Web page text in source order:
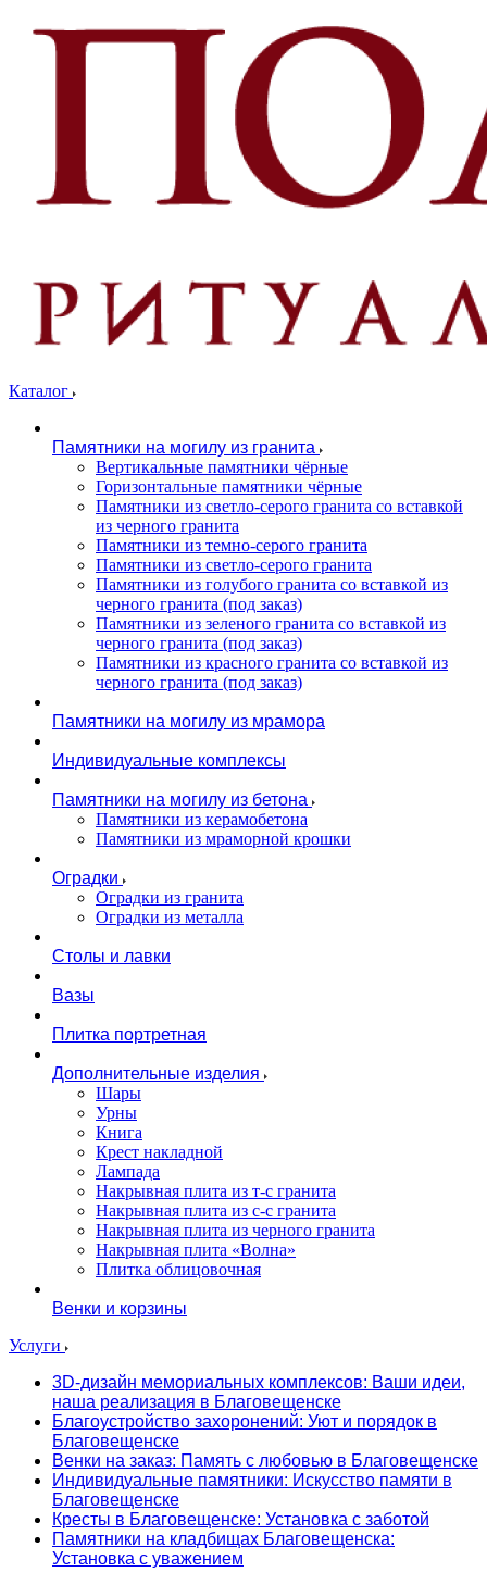
Каталог
Памятники на могилу из гранита
Вертикальные памятники чёрные
Горизонтальные памятники чёрные
Памятники из светло-серого гранита со вставкой
из черного гранита
Памятники из темно-серого гранита
Памятники из светло-серого гранита
Памятники из голубого гранита со вставкой из
черного гранита (под заказ)
Памятники из зеленого гранита со вставкой из
черного гранита (под заказ)
Памятники из красного гранита со вставкой из
черного гранита (под заказ)
Памятники на могилу из мрамора
Индивидуальные комплексы
Памятники на могилу из бетона
Памятники из керамобетона
Памятники из мраморной крошки
Оградки
Оградки из гранита
Оградки из металла
Столы и лавки
Вазы
Плитка портретная
Дополнительные изделия
Шары
Урны
Книга
Крест накладной
Лампада
Накрывная плита из т-с гранита
Накрывная плита из с-с гранита
Накрывная плита из черного гранита
Накрывная плита «Волна»
Плитка облицовочная
Венки и корзины
Услуги
3D-дизайн мемориальных комплексов: Ваши идеи,
наша реализация в Благовещенске
Благоустройство захоронений: Уют и порядок в
Благовещенске
Венки на заказ: Память с любовью в Благовещенске
Индивидуальные памятники: Искусство памяти в
Благовещенске
Кресты в Благовещенске: Установка с заботой
Памятники на кладбищах Благовещенска:
Установка с уважением